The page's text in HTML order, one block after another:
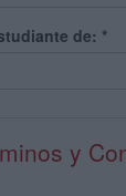
de: *
y